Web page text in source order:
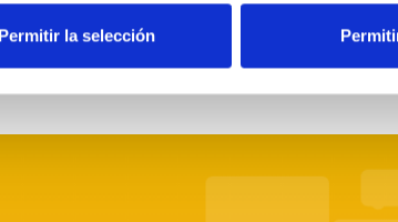
Permitir la selección
chupan las multas son los consumidores y